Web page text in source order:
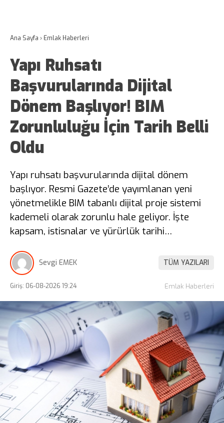
Ana Sayfa › Emlak Haberleri
Yapı Ruhsatı
Başvurularında Dijital
Dönem Başlıyor! BIM
Zorunluluğu İçin Tarih Belli
Oldu
Yapı ruhsatı başvurularında dijital dönem
başlıyor. Resmi Gazete’de yayımlanan yeni
yönetmelikle BIM tabanlı dijital proje sistemi
kademeli olarak zorunlu hale geliyor. İşte
kapsam, istisnalar ve yürürlük tarihi…
Sevgi EMEK TÜM YAZILARI
Giriş: 06-08-2026 19:24 Emlak Haberleri